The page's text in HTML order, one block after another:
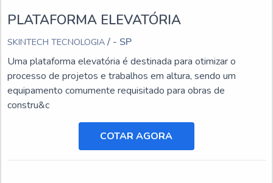
PLATAFORMA ELEVATÓRIA
SKINTECH TECNOLOGIA / - SP
Uma plataforma elevatória é destinada para otimizar o
processo de projetos e trabalhos em altura, sendo um
equipamento comumente requisitado para obras de
constru&c
COTAR AGORA